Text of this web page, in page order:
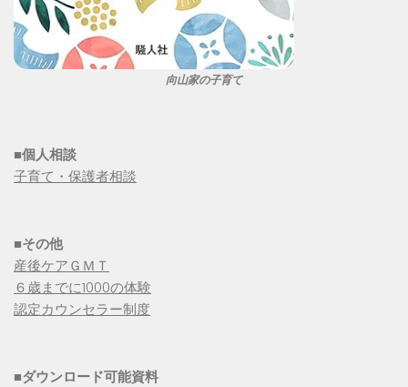
向山家の子育て
■個人相談
子育て・保護者相談
■その他
産後ケアＧＭＴ
６歳までに1000の体験
認定カウンセラー制度
■ダウンロード可能資料